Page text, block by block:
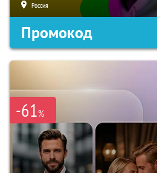
Россия
Промокод
-61%